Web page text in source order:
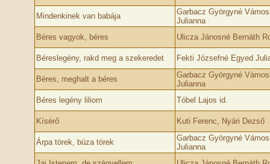
Mindenkinek van babája
Garbacz Györgyné
Julianna
Béres vagyok, béres
Ulicza Jánosné Bernáth
Béreslegény, rakd meg a szekeredet Fekti Józsefné Egyed
Béres, meghalt a béres
Garbacz Györgyné
Julianna
Béres legény liliom
Tóbel Lajos id.
Kísérő Kuti Ferenc, Nyári Dezső
Árpa törek, búza törek
Garbacz Györgyné
Julianna